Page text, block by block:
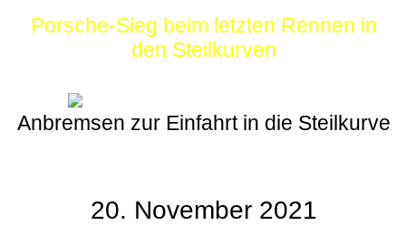
Porsche-Sieg beim letzten Rennen in
den Steilkurven
Anbremsen zur Einfahrt in die Steilkurve
20. November 2021